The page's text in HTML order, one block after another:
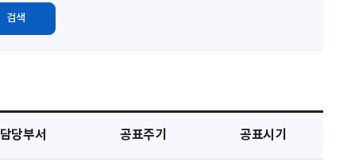
검색
담당부서 공표주기 공표시기